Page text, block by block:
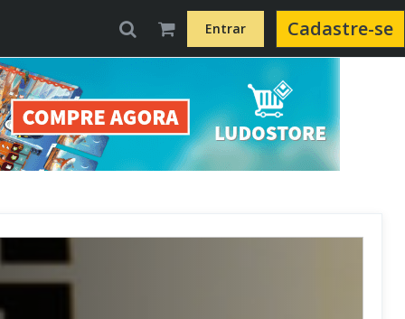
Entrar Cadastre-se